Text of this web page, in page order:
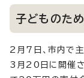
子どものた
2月7日、市内で主
3月20日に開催さ